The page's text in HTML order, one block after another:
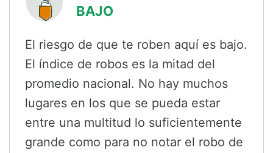
BAJO
El riesgo de que te roben aquí es bajo.
El índice de robos es la mitad del
promedio nacional. No hay muchos
lugares en los que se pueda estar
entre una multitud lo suficientemente
grande como para no notar el robo de